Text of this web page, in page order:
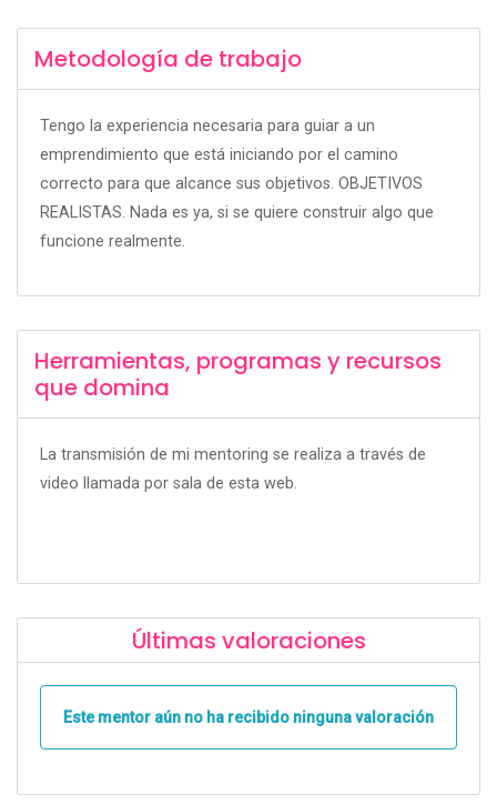
Metodología de trabajo
Tengo la experiencia necesaria para guiar a un
emprendimiento que está iniciando por el camino
correcto para que alcance sus objetivos. OBJETIVOS
REALISTAS. Nada es ya, si se quiere construir algo que
funcione realmente.
Herramientas, programas y recursos
que domina
La transmisión de mi mentoring se realiza a través de
video llamada por sala de esta web.
Últimas valoraciones
Este mentor aún no ha recibido ninguna valoración